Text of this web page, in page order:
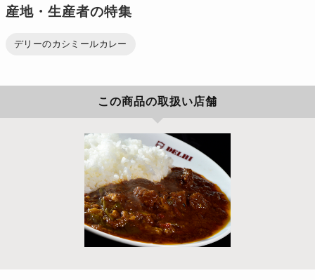
産地・生産者の特集
デリーのカシミールカレー
この商品の取扱い店舗